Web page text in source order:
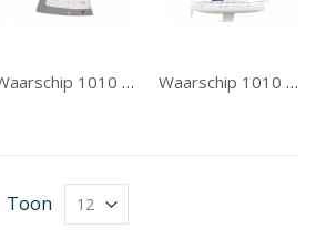
Waarschip 1010 Voorzeil Waarschip 1010 Tentwerk
Toon